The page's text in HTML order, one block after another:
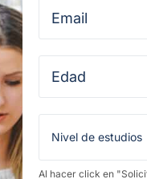
Al hacer click en